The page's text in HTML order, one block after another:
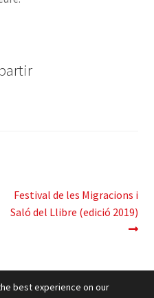
Pròxima
entrada:
Festival de les Migracions i
Saló del Llibre (edició 2019)
best experience on our